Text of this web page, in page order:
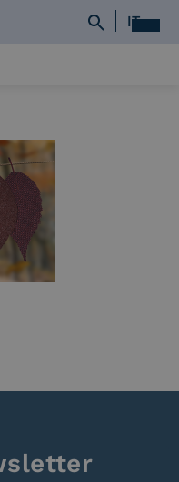
IT